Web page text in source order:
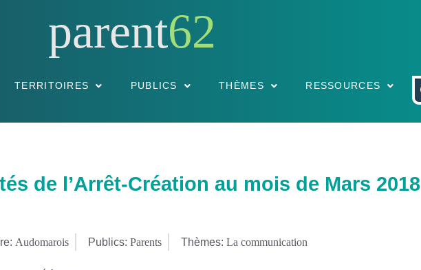
parent62
TERRITOIRES PUBLICS THÈMES RESSOURCES
de l’Arrêt-Création au mois de Mars 2018
Audomarois Publics: Parents Thèmes: La communication